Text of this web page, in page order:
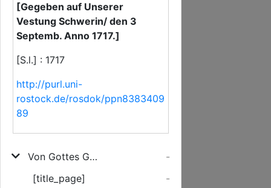
[Gegeben auf Unserer
Vestung Schwerin/ den 3
Septemb. Anno 1717.]
[S.l.] : 1717
http://purl.uni-
rostock.de/rosdok/ppn8383409
89
Von Gottes Gnaden/ Carl Leopold/ Hertzog zu Mecklenburg ... Demnach Wir gantz mißfällig ... vernehmen/ daß einige unter dem Nahmen von Land-Rähten ... Unsere ... Vasallen und Unterthanen ... zu einer höchst-straffbahren Widersetzlichkeit und Ungehorsam zu verleiten ...
-
[title_page]
-